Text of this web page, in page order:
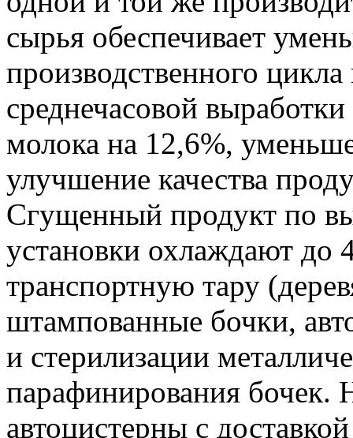
сырья обеспечивает
производственного
среднечасовой
молока на 12,6%,
улучшение качества
Сгущенный продукт по
установки охлаждают
транспортную тару
штампованные бочки,
и стерилизации
парафинирования бочек.
автоцистерны с